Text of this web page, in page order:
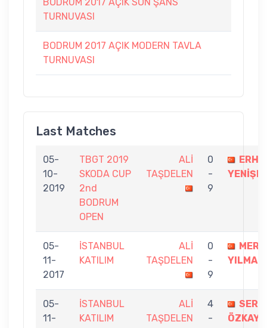
TURNUVASI
BODRUM 2017 AÇIK MODERN TAVLA
TURNUVASI
Last Matches
05-
10-
2019
TBGT 2019
SKODA CUP
2nd
BODRUM
OPEN
ALİ
TAŞDELEN
0
-
9
05-
11-
2017
İSTANBUL
KATILIM
ALİ
TAŞDELEN
0
-
9
YILMAZ
05-
11-
İSTANBUL
KATILIM
ALİ
TAŞDELEN
4
-
ÖZKAYA